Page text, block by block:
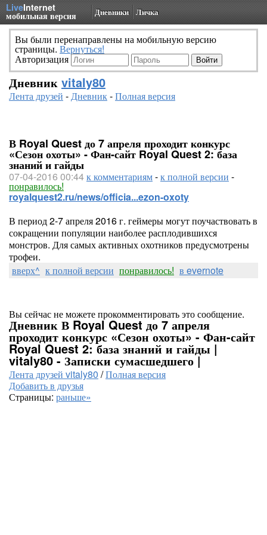
LiveInternet
мобильная версия Дневники Личка
Вы были перенаправлены на мобильную версию
страницы. Вернуться!
Авторизация
Дневник vitaly80
Лента друзей -Дневник-Полная версия
В Royal Quest до 7 апреля проходит конкурс
«Сезон охоты» - Фан-сайт Royal Quest 2: база
знаний и гайды
07-04-2016 00:44к комментариям-к полной версии -
понравилось!
royalquest2.ru/news/officia...ezon-oxoty
В период 2-7 апреля 2016 г. геймеры могут поучаствовать в
сокращении популяции наиболее расплодившихся
монстров. Для самых активных охотников предусмотрены
трофеи.
вверх^ к полной версии понравилось! в evernote
Вы сейчас не можете прокомментировать это сообщение.
Дневник В Royal Quest до 7 апреля
проходит конкурс «Сезон охоты» - Фан-сайт
Royal Quest 2: база знаний и гайды |
vitaly80 - Записки сумасшедшего |
Лента друзей vitaly80 /Полная версия
Добавить в друзья
Страницы: раньше»